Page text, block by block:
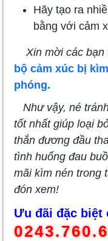
Hãy tạo ra
bằng với cảm
Xin mời các bạn
bộ cảm xúc bị
phóng.
Như vậy, né
tốt nhất giúp loại
thắn đương đầu
tình huống đau
mãi kìm nén trong
đón xem!
Ưu đãi đặc biệt